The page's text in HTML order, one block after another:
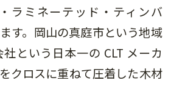
ラミネーテッド・ティンバ
す。岡山の真庭市という地域
という日本一の CLT メーカ
クロスに重ねて圧着した木材